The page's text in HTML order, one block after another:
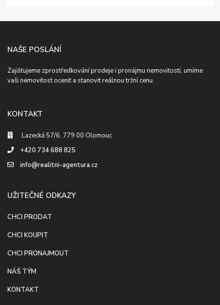
NAŠE POSLÁNÍ
Zajišťujeme zprostředkování prodeje i pronájmu nemovitostí, umíme
vaši nemovitost ocenit a stanovit reálnou tržní cenu.
KONTAKT
Lazecká 57/6, 779 00 Olomouc
+420 734 688 825
info@realitni-agentura.cz
UŽITEČNÉ ODKAZY
CHCI PRODAT
CHCI KOUPIT
CHCI PRONAJMOUT
NÁŠ TÝM
KONTAKT